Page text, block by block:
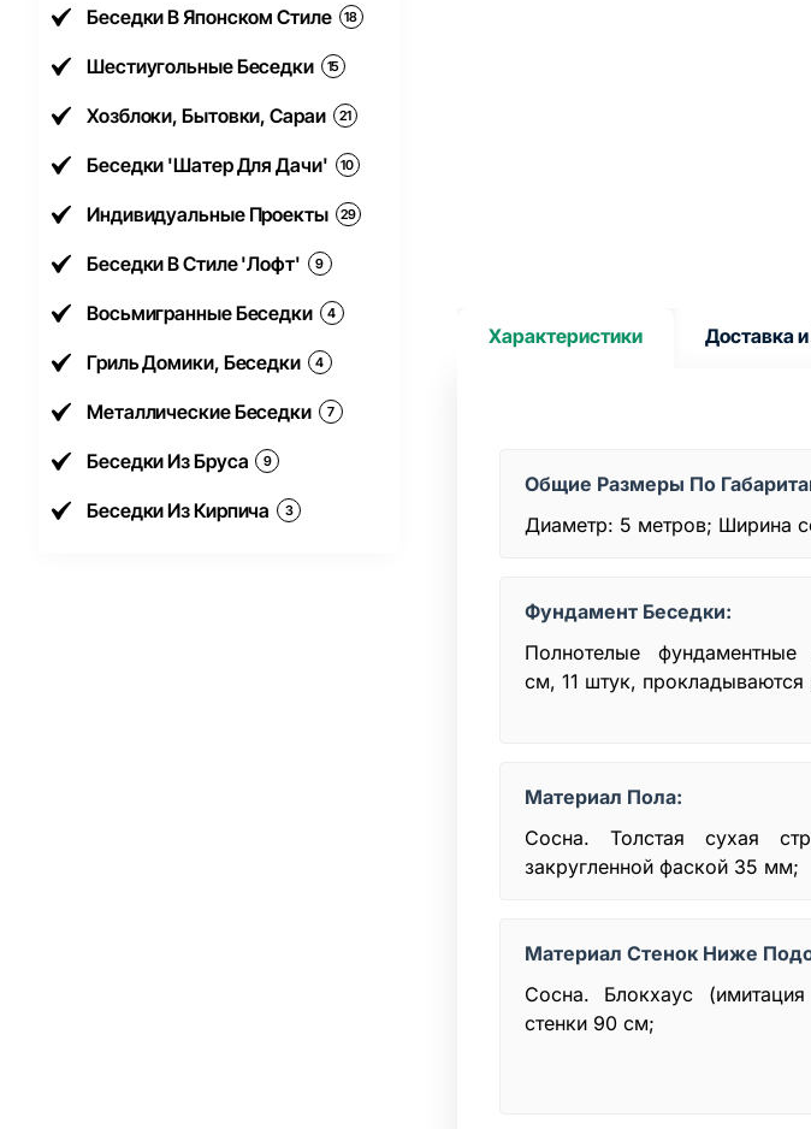
Беседки В Японском Стиле 18
Шестиугольные Беседки 15
Хозблоки, Бытовки, Сараи 21
Беседки 'Шатер Для Дачи' 10
Индивидуальные Проекты 29
Беседки В Стиле 'Лофт' 9
Восьмигранные Беседки 4
Гриль Домики, Беседки 4
Металлические Беседки 7
Беседки Из Бруса 9
Беседки Из Кирпича 3
Характеристики Доставка
Общие Размеры По
Диаметр: 5 метров; Ширина
Фундамент Беседки:
Полнотелые
см, 11 штук,
Материал Пола:
Сосна. Толстая сухая
закругленной фаской 35 мм;
Материал Стенок Ниже
Сосна. Блокхаус
стенки 90 см;